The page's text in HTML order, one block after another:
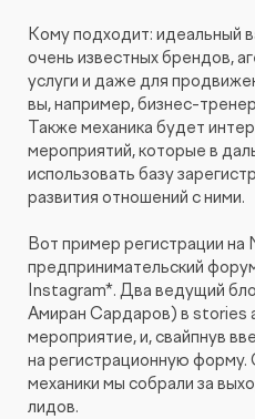
Кому подходит: идеальный
очень известных брендов,
услуги и даже для
вы, например, бизнес-
Также механика будет
мероприятий, которые в
использовать базу
развития отношений с ними.
Вот пример регистрации на
предпринимательский
Instagram*. Два ведущий
Амиран Сардаров) в stories
мероприятие, и, свайпнув
на регистрационную
механики мы собрали за
лидов.